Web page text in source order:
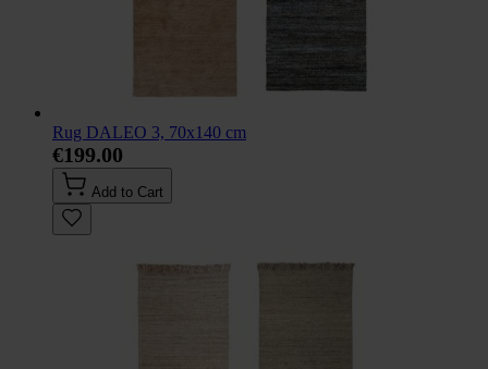
Rug DALEO 3, 70x140 cm
€199.00
Add to Cart